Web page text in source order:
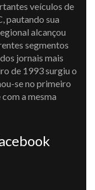
veículos de
pautando sua
alcançou
segmentos
jornais mais
de 1993 surgiu o
se no primeiro
a mesma